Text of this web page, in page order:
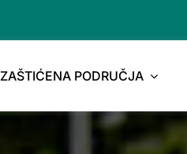
ZAŠTIĆENA PODRUČJA